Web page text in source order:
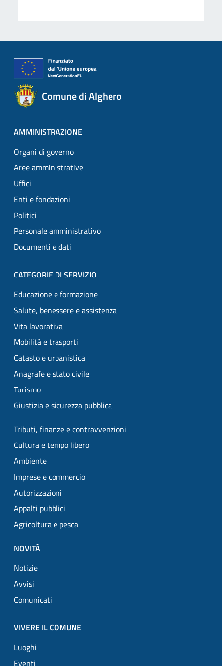
Comune di Alghero
AMMINISTRAZIONE
Organi di governo
Aree amministrative
Uffici
Enti e fondazioni
Politici
Personale amministrativo
Documenti e dati
CATEGORIE DI SERVIZIO
Educazione e formazione
Salute, benessere e assistenza
Vita lavorativa
Mobilità e trasporti
Catasto e urbanistica
Anagrafe e stato civile
Turismo
Giustizia e sicurezza pubblica
Tributi, finanze e contravvenzioni
Cultura e tempo libero
Ambiente
Imprese e commercio
Autorizzazioni
Appalti pubblici
Agricoltura e pesca
NOVITÀ
Notizie
Avvisi
Comunicati
VIVERE IL COMUNE
Luoghi
Eventi